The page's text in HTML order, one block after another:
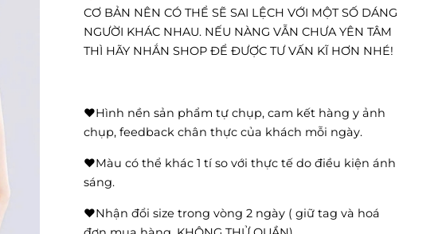
CƠ BẢN NÊN CÓ THỂ SẼ SAI LỆCH VỚI MỘT SỐ DÁNG
NGƯỜI KHÁC NHAU. NẾU NÀNG VẪN CHƯA YÊN TÂM
THÌ HÃY NHẮN SHOP ĐỂ ĐƯỢC TƯ VẤN KĨ HƠN NHÉ!
❤️Hình nền sản phẩm tự chụp, cam kết hàng y ảnh
chụp, feedback chân thực của khách mỗi ngày.
❤️Màu có thể khác 1 tí so với thực tế do điều kiện ánh
sáng.
❤️Nhận đổi size trong vòng 2 ngày ( giữ tag và hoá